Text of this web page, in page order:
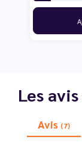
Les
Avis (7)